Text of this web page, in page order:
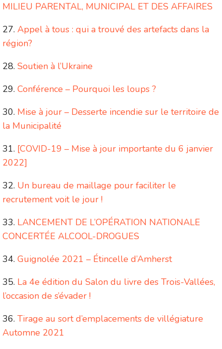
MILIEU PARENTAL, MUNICIPAL ET DES AFFAIRES
Appel à tous : qui a trouvé des artefacts dans la
région?
Soutien à l’Ukraine
Conférence – Pourquoi les loups ?
Mise à jour – Desserte incendie sur le territoire de
la Municipalité
[COVID-19 – Mise à jour importante du 6 janvier
2022]
Un bureau de maillage pour faciliter le
recrutement voit le jour !
LANCEMENT DE L’OPÉRATION NATIONALE
CONCERTÉE ALCOOL-DROGUES
Guignolée 2021 – Étincelle d’Amherst
La 4e édition du Salon du livre des Trois-Vallées,
l’occasion de s’évader !
Tirage au sort d’emplacements de villégiature
Automne 2021